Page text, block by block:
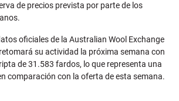
de precios prevista por parte de los
oficiales de la Australian Wool Exchange
su actividad la próxima semana con
de 31.583 fardos, lo que representa una
comparación con la oferta de esta semana.